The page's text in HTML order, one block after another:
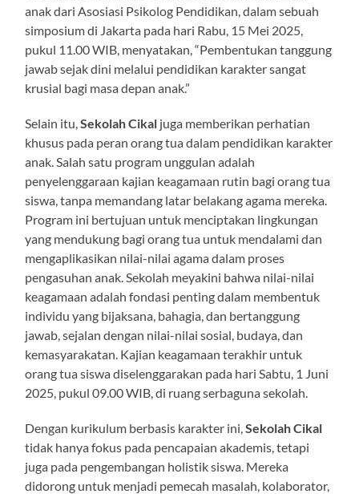
anak dari Asosiasi Psikolog Pendidikan, dalam sebuah
simposium di Jakarta pada hari Rabu, 15 Mei 2025,
pukul 11.00 WIB, menyatakan, “Pembentukan tanggung
jawab sejak dini melalui pendidikan karakter sangat
krusial bagi masa depan anak.”
Selain itu,Sekolah Cikal juga memberikan perhatian
khusus pada peran orang tua dalam pendidikan karakter
anak. Salah satu program unggulan adalah
penyelenggaraan kajian keagamaan rutin bagi orang tua
siswa, tanpa memandang latar belakang agama mereka.
Program ini bertujuan untuk menciptakan lingkungan
yang mendukung bagi orang tua untuk mendalami dan
mengaplikasikan nilai-nilai agama dalam proses
pengasuhan anak. Sekolah meyakini bahwa nilai-nilai
keagamaan adalah fondasi penting dalam membentuk
individu yang bijaksana, bahagia, dan bertanggung
jawab, sejalan dengan nilai-nilai sosial, budaya, dan
kemasyarakatan. Kajian keagamaan terakhir untuk
orang tua siswa diselenggarakan pada hari Sabtu, 1 Juni
2025, pukul 09.00 WIB, di ruang serbaguna sekolah.
Dengan kurikulum berbasis karakter ini,Sekolah Cikal
tidak hanya fokus pada pencapaian akademis, tetapi
juga pada pengembangan holistik siswa. Mereka
didorong untuk menjadi pemecah masalah, kolaborator,